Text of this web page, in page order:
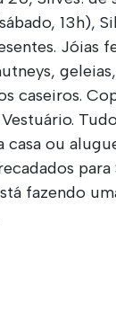
13h),
Jóias
caseiros.
casa ou
para
fazendo